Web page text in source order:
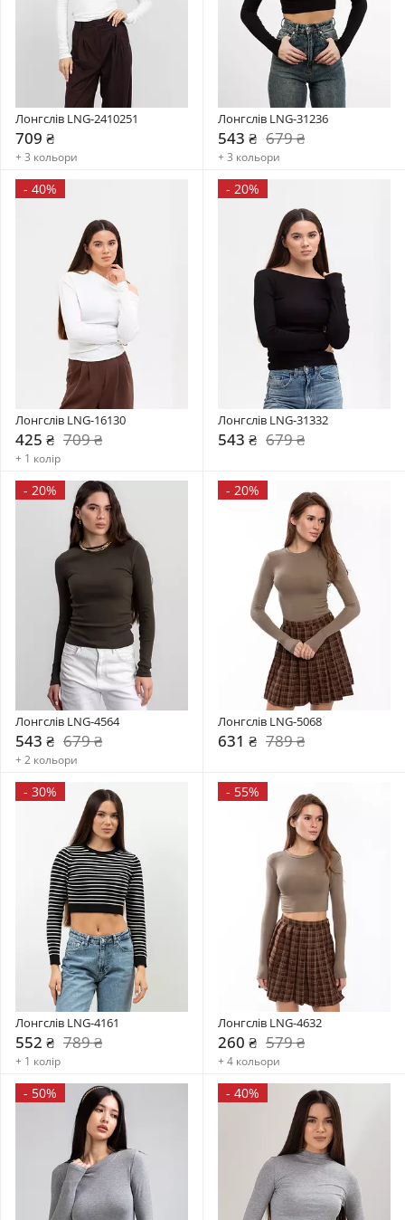
Лонгслів LNG-2410251
709 ₴
+ 3 кольори
Лонгслів LNG-31236
543 ₴ 679 ₴
+ 3 кольори
- 40%
Лонгслів LNG-16130
425 ₴ 709 ₴
+ 1 колір
- 20%
Лонгслів LNG-31332
543 ₴ 679 ₴
- 20%
Лонгслів LNG-4564
543 ₴ 679 ₴
+ 2 кольори
- 20%
Лонгслів LNG-5068
631 ₴ 789 ₴
- 30%
Лонгслів LNG-4161
552 ₴ 789 ₴
+ 1 колір
- 55%
Лонгслів LNG-4632
260 ₴ 579 ₴
+ 4 кольори
- 50% - 40%